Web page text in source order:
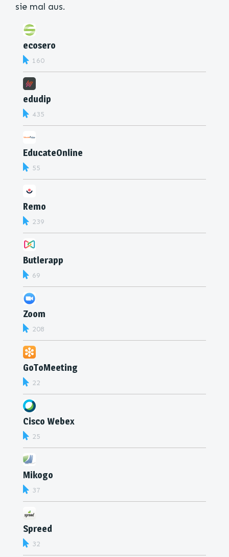
sie mal aus.
ecosero
160
edudip
435
EducateOnline
55
Remo
239
Butlerapp
69
Zoom
208
GoToMeeting
22
Cisco Webex
25
Mikogo
37
Spreed
32